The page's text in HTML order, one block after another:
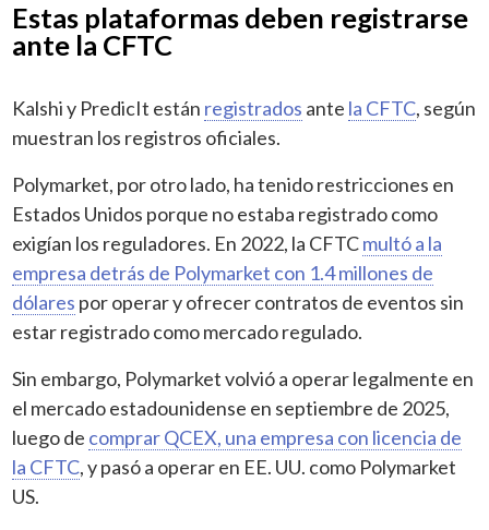
Estas plataformas deben registrarse
ante la CFTC
Kalshi y PredicIt están registrados ante la CFTC, según
muestran los registros oficiales.
Polymarket, por otro lado, ha tenido restricciones en
Estados Unidos porque no estaba registrado como
exigían los reguladores. En 2022, la CFTCmultó a la
empresa detrás de Polymarket con 1.4 millones de
dólares por operar y ofrecer contratos de eventos sin
estar registrado como mercado regulado.
Sin embargo, Polymarket volvió a operar legalmente en
el mercado estadounidense en septiembre de 2025,
luego de comprar QCEX, una empresa con licencia de
la CFTC, y pasó a operar en EE. UU. como Polymarket
US.